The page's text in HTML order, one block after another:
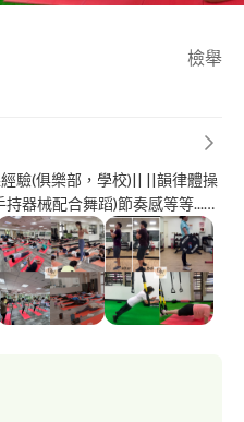
檢舉
驗(俱樂部，學校)|| ||韻律體操
器械配合舞蹈)節奏感等等...
||幼兒體操||主要訓
跟腿部的力量，一些較簡單的
||健身|| 功
-------------------------------------
體態雕塑)
能指導員